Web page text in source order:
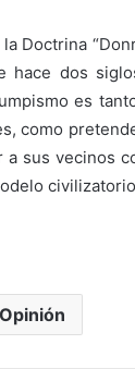
Doctrina
hace dos
es
como
sus vecinos
Opinión